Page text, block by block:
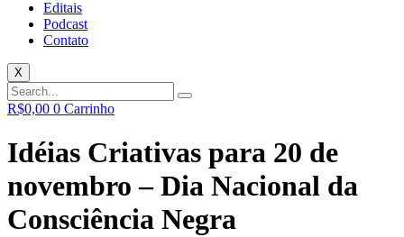
Editais
Podcast
Contato
X
R$0,00 0 Carrinho
Idéias Criativas para 20 de
novembro – Dia Nacional da
Consciência Negra